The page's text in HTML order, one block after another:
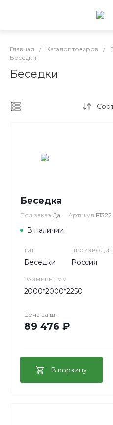
Главная / Каталог товаров /
Беседки
Беседки
Беседка
Под заказ Да Артикул F1322
В наличии
ТИП
Беседки Россия
РАЗМЕРЫ, ММ
2000*2000*2250
Цена за шт
89 476 ₽
В корзину